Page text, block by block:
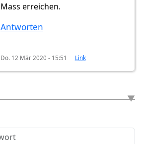
Mass erreichen.
Antworten
Do. 12 Mär 2020 - 15:51 Link